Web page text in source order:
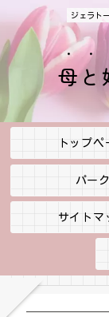
ジェラト
母と
トップペ
パーク
サイトマ